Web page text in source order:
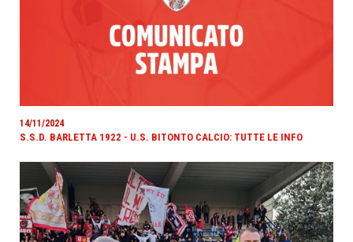
14/11/2024
S.S.D. BARLETTA 1922 - U.S. BITONTO CALCIO: TUTTE LE INFO